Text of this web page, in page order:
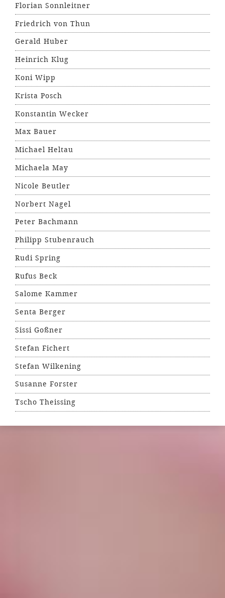
Florian Sonnleitner
Friedrich von Thun
Gerald Huber
Heinrich Klug
Koni Wipp
Krista Posch
Konstantin Wecker
Max Bauer
Michael Heltau
Michaela May
Nicole Beutler
Norbert Nagel
Peter Bachmann
Philipp Stubenrauch
Rudi Spring
Rufus Beck
Salome Kammer
Senta Berger
Sissi Goßner
Stefan Fichert
Stefan Wilkening
Susanne Forster
Tscho Theissing